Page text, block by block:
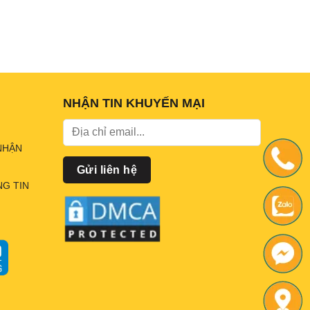
TIN
NHẬN TIN KHUYẾN MẠI